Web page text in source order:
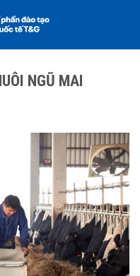
NGŨ MAI